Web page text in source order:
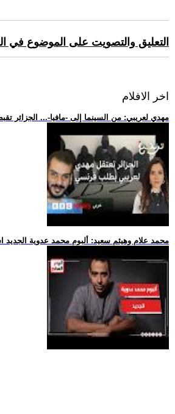
التعليق والتصويت على الموضوع في
اخر الافلام
.. مهدي لعريبي: من السينما إلى -مافيا-... الجزائر
.. محمد علام وهيثم سعيد: ألبوم محمد عدوية الجديد